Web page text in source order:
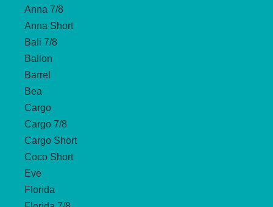
Anna 7/8
Anna Short
Bali 7/8
Ballon
Barrel
Bea
Cargo
Cargo 7/8
Cargo Short
Coco Short
Eve
Florida